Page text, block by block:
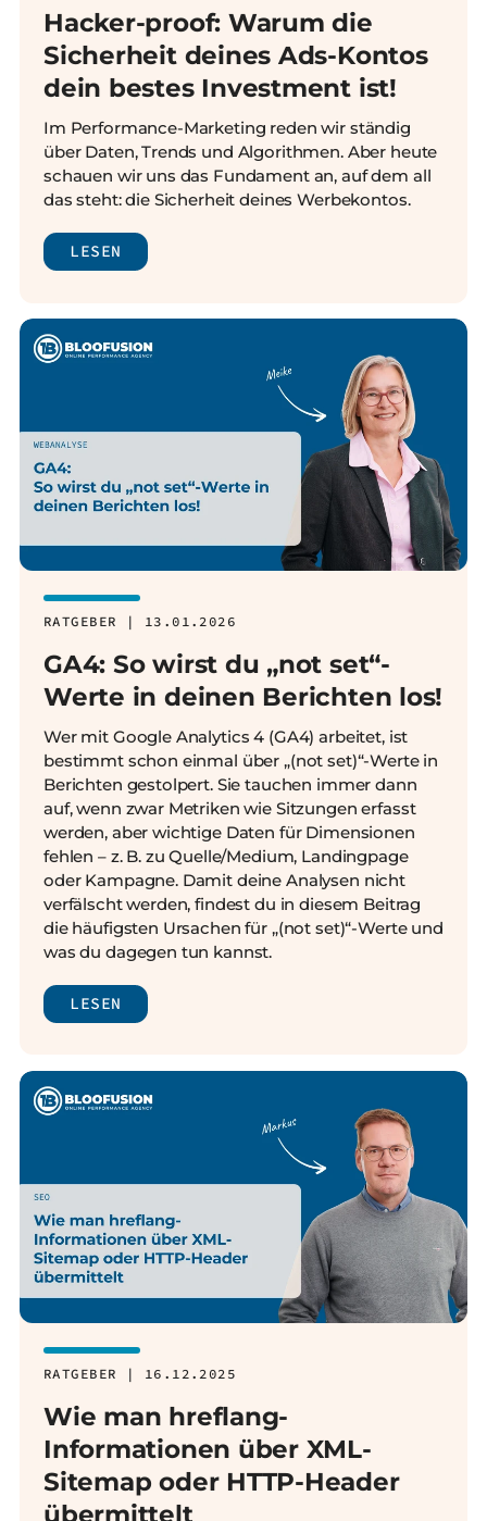
Hacker-proof: Warum die
Sicherheit deines Ads-Kontos
dein bestes Investment ist!
Im Performance-Marketing reden wir ständig
über Daten, Trends und Algorithmen. Aber heute
schauen wir uns das Fundament an, auf dem all
das steht: die Sicherheit deines Werbekontos.
LESEN
RATGEBER | 13.01.2026
GA4: So wirst du „not set“-
Werte in deinen Berichten los!
Wer mit Google Analytics 4 (GA4) arbeitet, ist
bestimmt schon einmal über „(not set)“-Werte in
Berichten gestolpert. Sie tauchen immer dann
auf, wenn zwar Metriken wie Sitzungen erfasst
werden, aber wichtige Daten für Dimensionen
fehlen – z. B. zu Quelle/Medium, Landingpage
oder Kampagne. Damit deine Analysen nicht
verfälscht werden, findest du in diesem Beitrag
die häufigsten Ursachen für „(not set)“-Werte und
was du dagegen tun kannst.
LESEN
RATGEBER | 16.12.2025
Wie man hreflang-
Informationen über XML-
Sitemap oder HTTP-Header
übermittelt